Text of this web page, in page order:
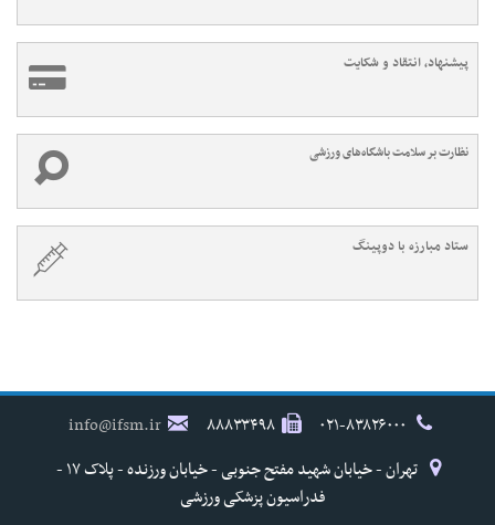
پیشنهاد، انتقاد و شکایت
نظارت بر سلامت باشگاه‌های ورزشی
ستاد مبارزه با دوپینگ
۸۸۸۳۳۴۹۸
info@ifsm.ir
تهران - خیابان شهید مفتح جنوبی - خیابان ورزنده - پلاک ۱۷ -
فدراسیون پزشکی ورزشی